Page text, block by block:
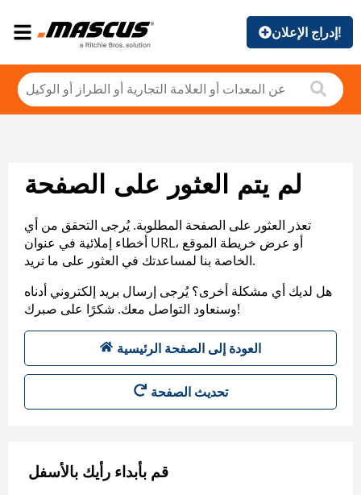
إدراج الإعلان!
لم يتم العثور على الصفحة
تعذر العثور على الصفحة المطلوبة. يُرجى التحقق من أي
أخطاء إملائية في عنوان URL، أو عرض خريطة الموقع
الخاصة بنا لمساعدتك في العثور على ما تريد.
هل لديك أي مشكلة أخرى؟ يُرجى إرسال بريد إلكتروني أدناه
وسنعاود التواصل معك. شكرًا على صبرك!
العودة إلى الصفحة الرئيسية
تحديث الصفحة
قم بأبداء رأيك بالأسفل